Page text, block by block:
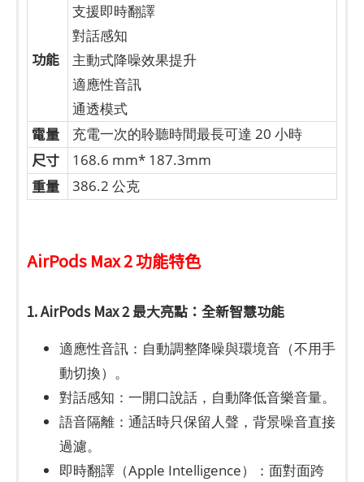
功能
支援即時翻譯
對話感知
主動式降噪效果提升
適應性音訊
通透模式
電量 充電一次的聆聽時間最長可達 20 小時
尺寸 168.6 mm* 187.3mm
重量 386.2 公克
AirPods Max 2 功能特色
1. AirPods Max 2 最大亮點：全新智慧功能
適應性音訊：自動調整降噪與環境音（不用手
動切換）。
對話感知：一開口說話，自動降低音樂音量。
語音隔離：通話時只保留人聲，背景噪音直接
過濾。
即時翻譯（Apple Intelligence）：面對面跨